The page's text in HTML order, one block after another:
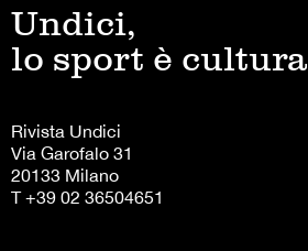
Undici,
lo sport è cultura
Rivista Undici
Via Garofalo 31
20133 Milano
T +39 02 36504651